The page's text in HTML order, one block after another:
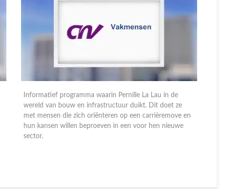
Informatief programma waarin Pernille La Lau in de
wereld van bouw en infrastructuur duikt. Dit doet ze
met mensen die zich oriënteren op een carrièremove en
hun kansen willen beproeven in een voor hen nieuwe